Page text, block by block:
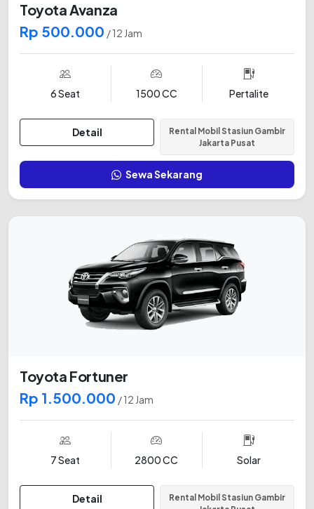
Toyota Avanza
Rp 500.000 / 12 Jam
6 Seat 1500 CC Pertalite
Detail
Rental Mobil Stasiun Gambir
Jakarta Pusat
Sewa Sekarang
Toyota Fortuner
Rp 1.500.000 / 12 Jam
7 Seat 2800 CC Solar
Detail
Rental Mobil Stasiun Gambir